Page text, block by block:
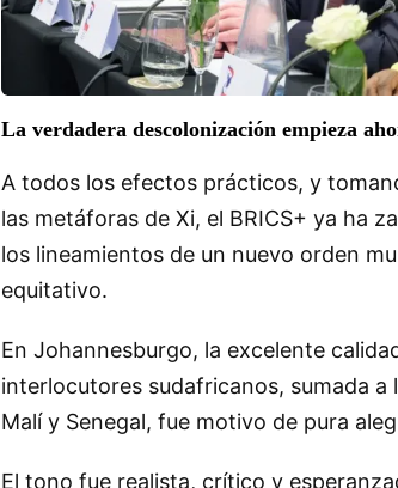
La verdadera descolonización empieza
A todos los efectos prácticos, y
las metáforas de Xi, el BRICS+ ya ha
los lineamientos de un nuevo orden
equitativo.
En Johannesburgo, la excelente
interlocutores sudafricanos, sumada a
Malí y Senegal, fue motivo de pura
El tono fue realista, crítico y